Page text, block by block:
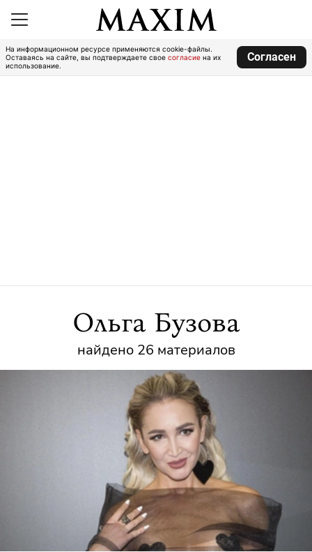
На информационном ресурсе применяются cookie-файлы.
Оставаясь на сайте, вы подтверждаете свое согласие на их
использование.
Согласен
Ольга Бузова
найдено 26 материалов